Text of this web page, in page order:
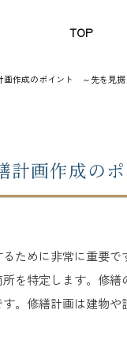
TOP
画作成のポイント ～先を見据
計画作成の
ために非常に重要
を特定します。修
。修繕計画は建物